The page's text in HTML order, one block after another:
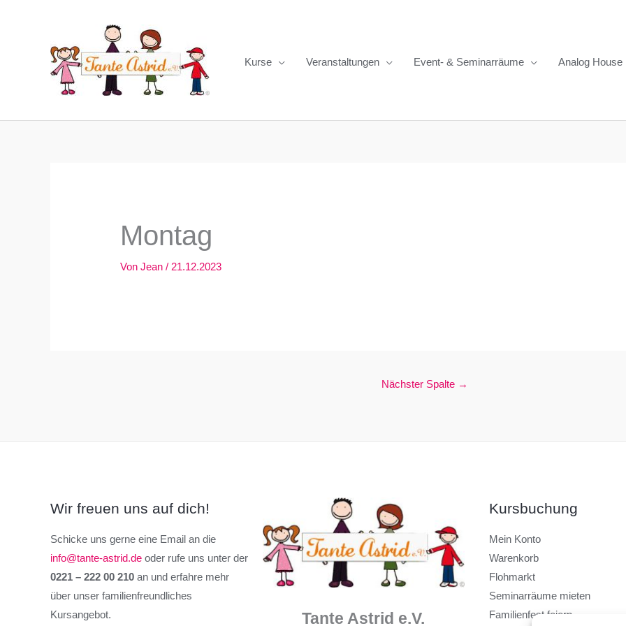
Kurse
Veranstaltungen Event- & Seminarräume Analog House
Montag
VonJean/ 21.12.2023
Nächster Spalte →
Wir freuen uns auf dich!
Schicke uns gerne eine Email an die
info@tante-astrid.de oder rufe uns unter der
0221 – 222 00 210 an und erfahre mehr
über unser familienfreundliches
Kursangebot.
Tante Astrid e.V.
Kursbuchung
Mein Konto
Warenkorb
Flohmarkt
Seminarräume mieten
Familienfest feiern